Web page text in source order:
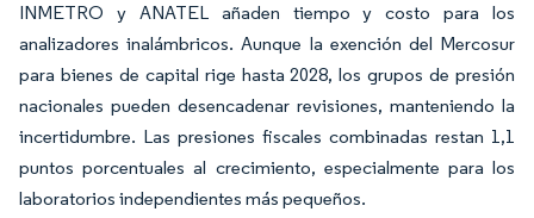
INMETRO y ANATEL añaden tiempo y costo para los
analizadores inalámbricos. Aunque la exención del Mercosur
para bienes de capital rige hasta 2028, los grupos de presión
nacionales pueden desencadenar revisiones, manteniendo la
incertidumbre. Las presiones fiscales combinadas restan 1,1
puntos porcentuales al crecimiento, especialmente para los
laboratorios independientes más pequeños.